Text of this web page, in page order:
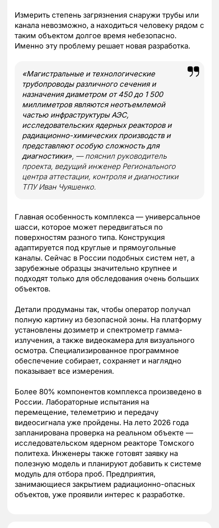
Измерить степень загрязнения снаружи трубы или
канала невозможно, а находиться человеку рядом с
таким объектом долгое время небезопасно.
Именно эту проблему решает новая разработка.
«Магистральные и технологические
трубопроводы различного сечения и
назначения диаметром от 450 до 1 500
миллиметров являются неотъемлемой
частью инфраструктуры АЭС,
исследовательских ядерных реакторов и
радиационно-химических производств и
представляют особую сложность для
диагностики», — пояснил руководитель
проекта, ведущий инженер Регионального
центра аттестации, контроля и диагностики
ТПУ Иван Чуяшенко.
Главная особенность комплекса — универсальное
шасси, которое может передвигаться по
поверхностям разного типа. Конструкция
адаптируется под круглые и прямоугольные
каналы. Сейчас в России подобных систем нет, а
зарубежные образцы значительно крупнее и
подходят только для обследования очень больших
объектов.
Детали продуманы так, чтобы оператор получал
полную картину из безопасной зоны. На платформу
установлены дозиметр и спектрометр гамма-
излучения, а также видеокамера для визуального
осмотра. Специализированное программное
обеспечение собирает, сохраняет и наглядно
показывает все измерения.
Более 80% компонентов комплекса произведено в
России. Лабораторные испытания на
перемещение, телеметрию и передачу
видеосигнала уже пройдены. На лето 2026 года
запланирована проверка на реальном объекте —
исследовательском ядерном реакторе Томского
политеха. Инженеры также готовят заявку на
полезную модель и планируют добавить к системе
модуль для отбора проб. Предприятия,
занимающиеся закрытием радиационно-опасных
объектов, уже проявили интерес к разработке.